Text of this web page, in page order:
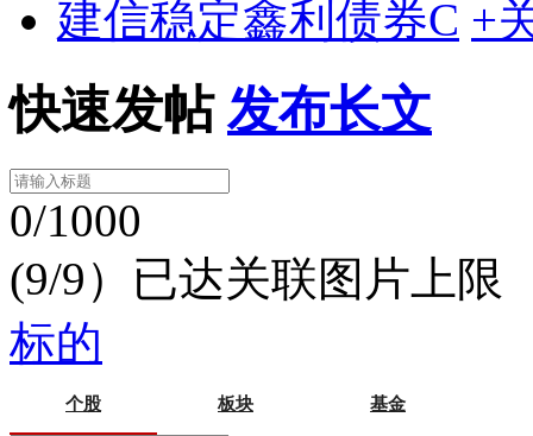
建信稳定鑫利债券C +
快速发帖 发布长文
0/1000
(9/9）已达关联图片上限
标的
个股 板块 基金